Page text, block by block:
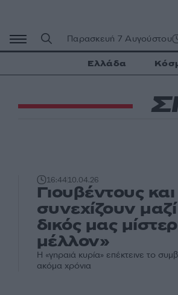
περιεχόμενο
Παρασκευή 7 Αυγούστου
Ελλάδα
16:4410.04.26
Γιουβέντους
συνεχίζουν
δικός μας
μέλλον»
Η «γηραιά κυρία» επέκτεινε το
ακόμα χρόνια